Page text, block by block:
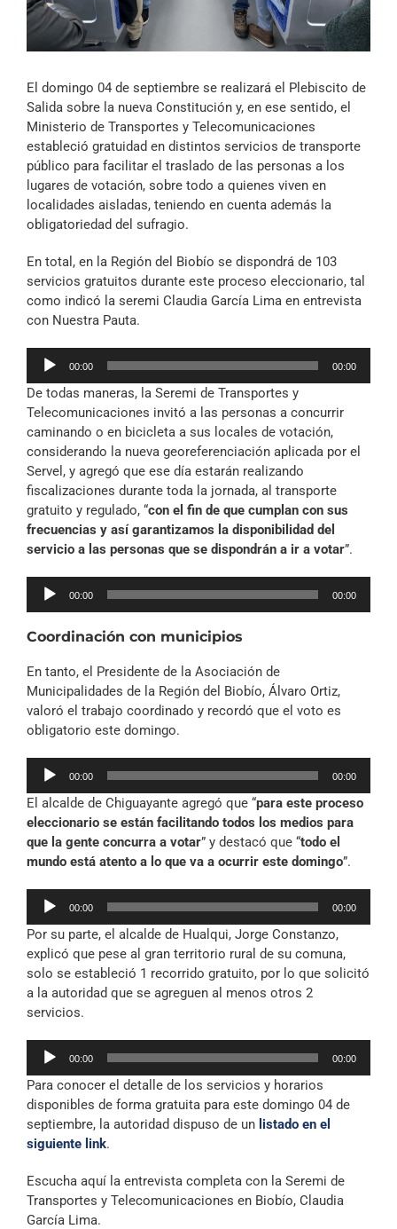
Archivo Sonoro
El domingo 04 de septiembre se realizará el Plebiscito de
Salida sobre la nueva Constitución y, en ese sentido, el
Ministerio de Transportes y Telecomunicaciones
estableció gratuidad en distintos servicios de transporte
público para facilitar el traslado de las personas a los
lugares de votación, sobre todo a quienes viven en
localidades aisladas, teniendo en cuenta además la
obligatoriedad del sufragio.
En total, en la Región del Biobío se dispondrá de 103
servicios gratuitos durante este proceso eleccionario, tal
como indicó la seremi Claudia García Lima en entrevista
con Nuestra Pauta.
Reproductor
audio
00:00 00:00
De todas maneras, la Seremi de Transportes y
Telecomunicaciones invitó a las personas a concurrir
caminando o en bicicleta a sus locales de votación,
considerando la nueva georeferenciación aplicada por el
Servel, y agregó que ese día estarán realizando
fiscalizaciones durante toda la jornada, al transporte
gratuito y regulado, “con el fin de que cumplan con sus
frecuencias y así garantizamos la disponibilidad del
servicio a las personas que se dispondrán a ir a votar”.
Reproductor
00:00 00:00
Coordinación con municipios
En tanto, el Presidente de la Asociación de
Municipalidades de la Región del Biobío, Álvaro Ortiz,
valoró el trabajo coordinado y recordó que el voto es
obligatorio este domingo.
Reproductor
audio
00:00 00:00
El alcalde de Chiguayante agregó que “para este proceso
eleccionario se están facilitando todos los medios para
que la gente concurra a votar” y destacó que “todo el
mundo está atento a lo que va a ocurrir este domingo”.
Reproductor
audio
00:00 00:00
Por su parte, el alcalde de Hualqui, Jorge Constanzo,
explicó que pese al gran territorio rural de su comuna,
solo se estableció 1 recorrido gratuito, por lo que solicitó
a la autoridad que se agreguen al menos otros 2
servicios.
Reproductor
audio
00:00 00:00
Para conocer el detalle de los servicios y horarios
disponibles de forma gratuita para este domingo 04 de
septiembre, la autoridad dispuso de un listado en el
siguiente link.
Escucha aquí la entrevista completa con la Seremi de
Transportes y Telecomunicaciones en Biobío, Claudia
García Lima.